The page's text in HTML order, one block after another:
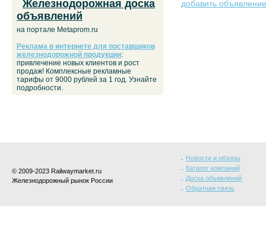
добавить объявление
Железнодорожная доска
объявлений
на портале Metaprom.ru
Реклама в интернете для поставщиков
железнодорожной продукции:
привлечение новых клиентов и рост
продаж! Комплексные рекламные
тарифы от 9000 рублей за 1 год. Узнайте
подробности.
© 2009-2023 Railwaymarket.ru
Железнодорожный рынок России
Новости и обзоры
Каталог компаний
Доска объявлений
Обратная связь